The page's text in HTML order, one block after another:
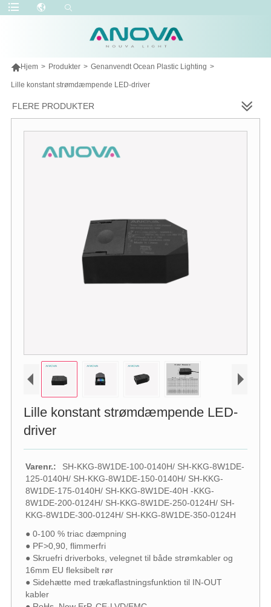
Hjem > Produkter > Genanvendt Ocean Plastic Lighting >
Lille konstant strømdæmpende LED-driver
FLERE PRODUKTER
Lille konstant strømdæmpende LED-
driver
Varenr.:
SH-KKG-8W1DE-100-0140H/ SH-KKG-8W1DE-
125-0140H/ SH-KKG-8W1DE-150-0140H/ SH-KKG-
8W1DE-175-0140H/ SH-KKG-8W1DE-40H -KKG-
8W1DE-200-0124H/ SH-KKG-8W1DE-250-0124H/ SH-
KKG-8W1DE-300-0124H/ SH-KKG-8W1DE-350-0124H
● 0-100 % triac dæmpning
● PF>0,90, flimmerfri
● Skruefri driverboks, velegnet til både strømkabler og
16mm EU fleksibelt rør
● Sidehætte med trækaflastningsfunktion til IN-OUT
kabler